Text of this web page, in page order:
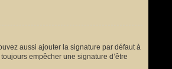
aussi ajouter la signature par défaut à
empêcher une signature d’être